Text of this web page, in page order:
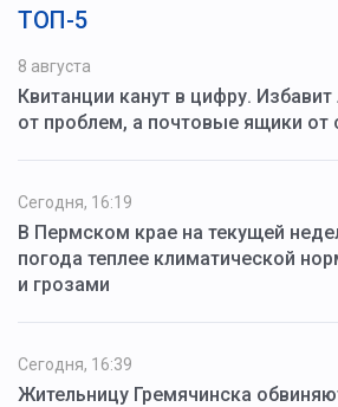
ТОП-5
8 августа
Квитанции канут в цифру.
от проблем, а почтовые ящики от
Сегодня, 16:19
В Пермском крае на текущей
погода теплее климатической
и грозами
Сегодня, 16:39
Жительницу Гремячинска